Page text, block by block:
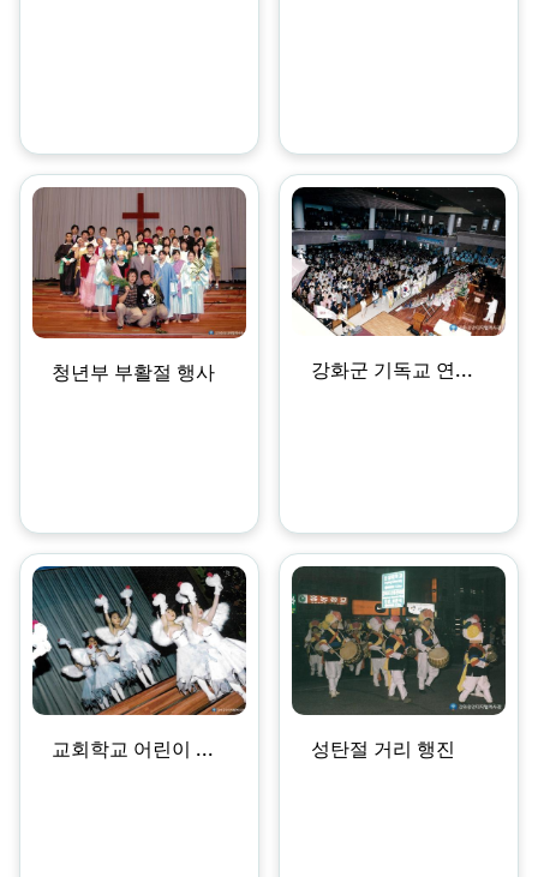
청년부 부활절 행사 강화군 기독교 연...
교회학교 어린이 ... 성탄절 거리 행진